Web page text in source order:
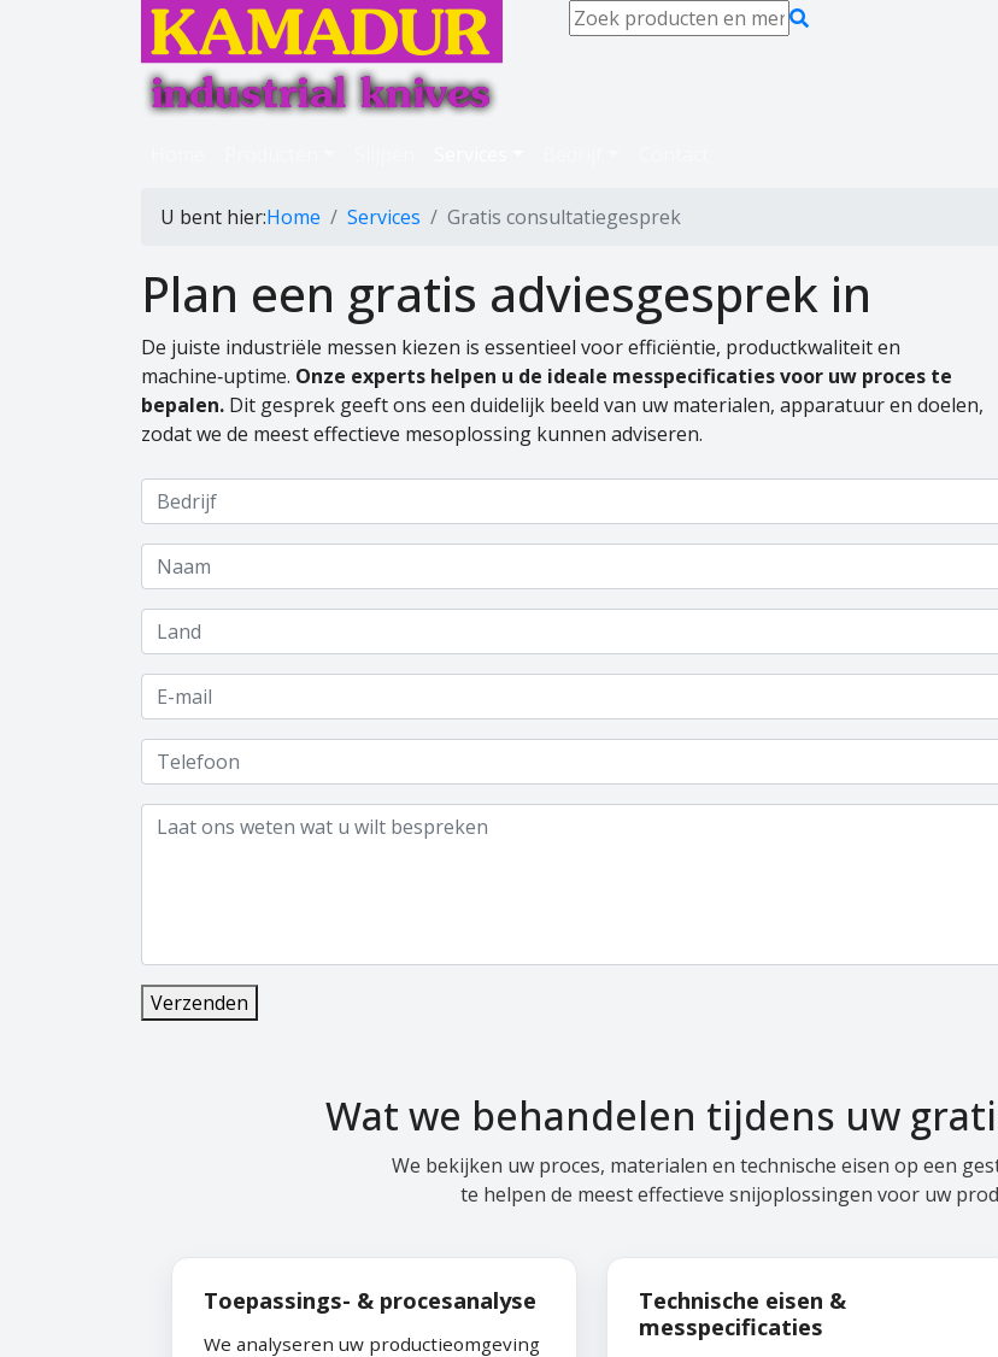
U bent hier:Home Services Gratis consultatiegesprek
Plan een gratis adviesgesprek in
De juiste industriële messen kiezen is essentieel voor efficiëntie, productkwaliteit en
machine‑uptime. Onze experts helpen u de ideale messpecificaties voor uw proces te
bepalen. Dit gesprek geeft ons een duidelijk beeld van uw materialen, apparatuur en doelen,
zodat we de meest effectieve mesoplossing kunnen adviseren.
Verzenden
Wat we behandelen tijdens uw
We bekijken uw proces, materialen en technische eisen op een
te helpen de meest effectieve snijoplossingen voor uw
Toepassings- & procesanalyse
We analyseren uw productieomgeving
Technische eisen &
messpecificaties